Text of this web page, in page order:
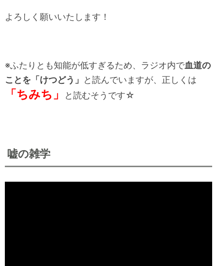
よろしく願いいたします！
※ふたりとも知能が低すぎるため、ラジオ内で血道の
ことを「けつどう」
と読んでいますが、正しくは
「ちみち」 と読むそうです☆
嘘の雑学